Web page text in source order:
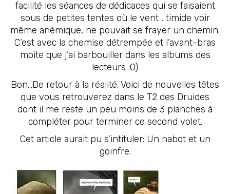
facilité les séances de dédicaces qui se faisaient
sous de petites tentes où le vent , timide voir
même anémique, ne pouvait se frayer un chemin.
C’est avec la chemise détrempée et l’avant-bras
moite que j’ai barbouiller dans les albums des
lecteurs :O)
Bon…De retour à la réalité. Voici de nouvelles têtes
que vous retrouverez dans le T2 des Druides
dont il me reste un peu moins de 3 planches à
compléter pour terminer ce second volet.
Cet article aurait pu s’intituler: Un nabot et un
goinfre.